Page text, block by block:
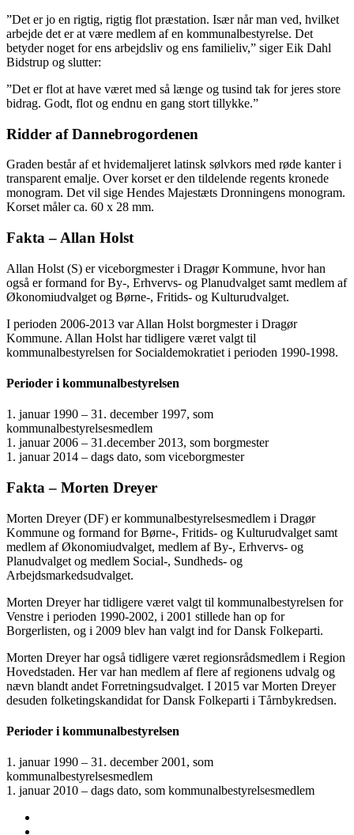
”Det er jo en rigtig, rigtig flot præstation. Især når man ved, hvilket
arbejde det er at være medlem af en kommunalbestyrelse. Det
betyder noget for ens arbejdsliv og ens familieliv,” siger Eik Dahl
Bidstrup og slutter:
”Det er flot at have været med så længe og tusind tak for jeres store
bidrag. Godt, flot og endnu en gang stort tillykke.”
Ridder af Dannebrogordenen
Graden består af et hvidemaljeret latinsk sølvkors med røde kanter i
transparent emalje. Over korset er den tildelende regents kronede
monogram. Det vil sige Hendes Majestæts Dronningens monogram.
Korset måler ca. 60 x 28 mm.
Fakta – Allan Holst
Allan Holst (S) er viceborgmester i Dragør Kommune, hvor han
også er formand for By-, Erhvervs- og Planudvalget samt medlem af
Økonomiudvalget og Børne-, Fritids- og Kulturudvalget.
I perioden 2006-2013 var Allan Holst borgmester i Dragør
Kommune. Allan Holst har tidligere været valgt til
kommunalbestyrelsen for Socialdemokratiet i perioden 1990-1998.
Perioder i kommunalbestyrelsen
1. januar 1990 – 31. december 1997, som
kommunalbestyrelsesmedlem
1. januar 2006 – 31.december 2013, som borgmester
1. januar 2014 – dags dato, som viceborgmester
Fakta – Morten Dreyer
Morten Dreyer (DF) er kommunalbestyrelsesmedlem i Dragør
Kommune og formand for Børne-, Fritids- og Kulturudvalget samt
medlem af Økonomiudvalget, medlem af By-, Erhvervs- og
Planudvalget og medlem Social-, Sundheds- og
Arbejdsmarkedsudvalget.
Morten Dreyer har tidligere været valgt til kommunalbestyrelsen for
Venstre i perioden 1990-2002, i 2001 stillede han op for
Borgerlisten, og i 2009 blev han valgt ind for Dansk Folkeparti.
Morten Dreyer har også tidligere været regionsrådsmedlem i Region
Hovedstaden. Her var han medlem af flere af regionens udvalg og
nævn blandt andet Forretningsudvalget. I 2015 var Morten Dreyer
desuden folketingskandidat for Dansk Folkeparti i Tårnbykredsen.
Perioder i kommunalbestyrelsen
1. januar 1990 – 31. december 2001, som
kommunalbestyrelsesmedlem
1. januar 2010 – dags dato, som kommunalbestyrelsesmedlem